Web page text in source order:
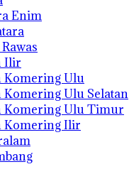
Enim
Ilir
Komering Ulu
Komering Ulu Selatan
Komering Ulu Timur
Komering Ilir